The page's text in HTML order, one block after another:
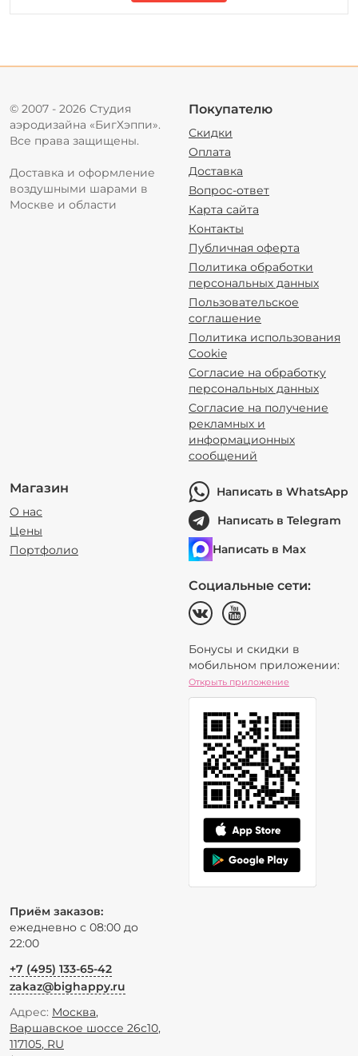
© 2007 - 2026 Студия
аэродизайна «БигХэппи».
Все права защищены.
Доставка и оформление
воздушными шарами в
Москве и области
Покупателю
Скидки
Оплата
Доставка
Вопрос-ответ
Карта сайта
Контакты
Публичная оферта
Политика обработки
персональных данных
Пользовательское
соглашение
Политика использования
Cookie
Согласие на обработку
персональных данных
Согласие на получение
рекламных и
информационных
сообщений
Магазин
О нас
Цены
Портфолио
Написать в WhatsApp
Написать в Telegram
Написать в Max
Социальные сети:
Бонусы и скидки в
мобильном приложении:
Открыть приложение
Приём заказов:
ежедневно с 08:00 до
22:00
+7 (495) 133-65-42
zakaz@bighappy.ru
Адрес: Москва,
Варшавское шоссе 26с10,
117105, RU